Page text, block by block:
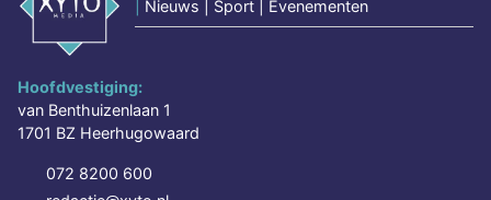
Nieuws | Sport | Evenementen
Hoofdvestiging:
van Benthuizenlaan 1
1701 BZ Heerhugowaard
072 8200 600